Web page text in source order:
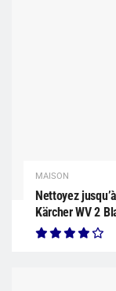
MAISON
Nettoyez
Kärcher WV 2